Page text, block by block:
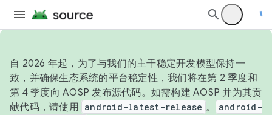
自 2026 年起，为了与我们的主干稳定开发模型保持一
致，并确保生态系统的平台稳定性，我们将在第 2 季度和
第 4 季度向 AOSP 发布源代码。如需构建 AOSP 并为其贡
献代码，请使用 android-latest-release 。
android-